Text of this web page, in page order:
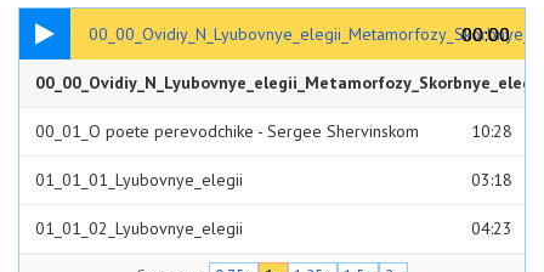
00:00
00:00
00:30
00:30
00_01_O poete perevodchike - Sergee Shervinskom 10:28
01_01_01_Lyubovnye_elegii 03:18
01_01_02_Lyubovnye_elegii 04:23